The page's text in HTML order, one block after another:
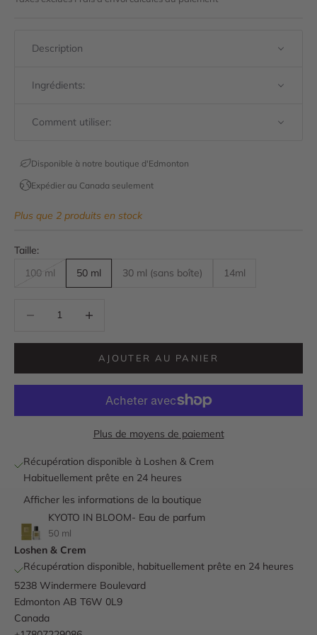
Description
Ingrédients:
Comment utiliser:
Disponible à notre boutique d'Edmonton
Expédier au Canada seulement
Plus que 2 produits en stock
Taille:
100 ml
50 ml 30 ml (sans boîte) 14ml
AJOUTER AU PANIER
Plus de moyens de paiement
Récupération disponible à Loshen & Crem
Habituellement prête en 24 heures
Afficher les informations de la boutique
KYOTO IN BLOOM- Eau de parfum
50 ml
Loshen & Crem
Récupération disponible, habituellement prête en 24 heures
5238 Windermere Boulevard
Edmonton AB T6W 0L9
Canada